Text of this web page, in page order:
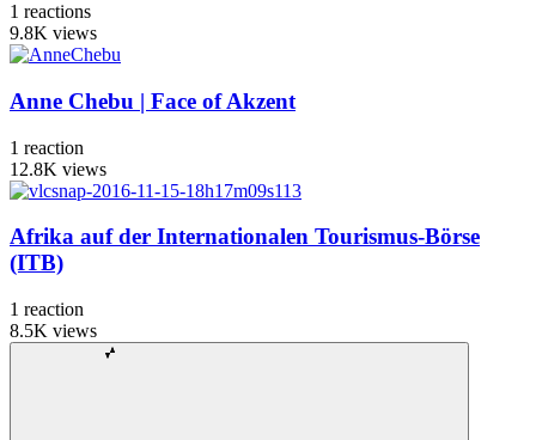
1 reactions
9.8K views
Anne Chebu | Face of Akzent
1 reaction
12.8K views
Afrika auf der Internationalen Tourismus-Börse
(ITB)
1 reaction
8.5K views